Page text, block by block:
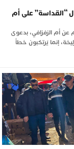
“القداسة” على أم
أم الزفزافي، بدعوى
إنما يَرتكبون خطأ